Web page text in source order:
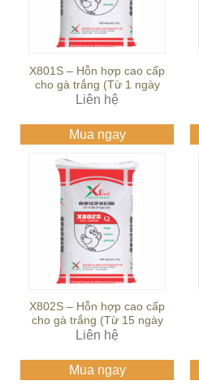
X801S – Hỗn hợp cao cấp
cho gà trắng (Từ 1 ngày
đến 14 ngày tuổi)
Liên hệ
Mua ngay
X802S – Hỗn hợp cao cấp
cho gà trắng (Từ 15 ngày
đến 28 ngày tuổi)
Liên hệ
Mua ngay